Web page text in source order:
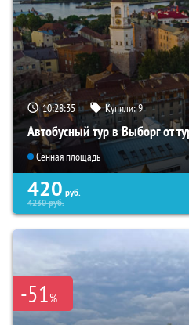
10:28:34 Купили:9
Автобусный тур в Выборг от
Сенная площадь
420 руб.
4230руб.
-51%